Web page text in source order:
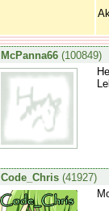
McPanna66(100849)
Code_Chris(41927)